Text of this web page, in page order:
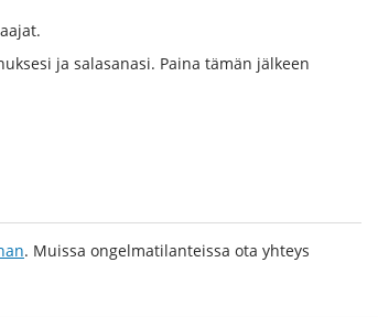
ja salasanasi. Paina tämän jälkeen
. Muissa ongelmatilanteissa ota yhteys